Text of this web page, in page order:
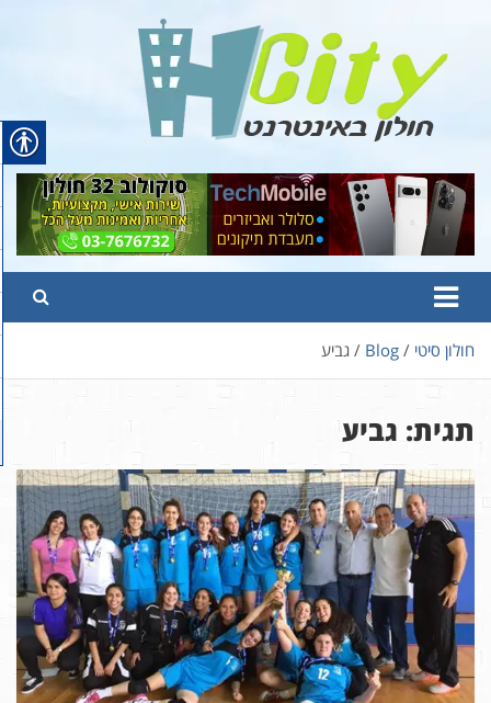
content
Hcity – חולון באינטרנט
פורטל החדשות והמידע של חולון
חולון סיטי Blog גביע
תגית: גביע